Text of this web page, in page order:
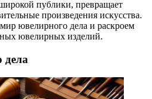
публики, превращает
произведения искусства.
ювелирного дела и раскроем
ювелирных изделий.
дела